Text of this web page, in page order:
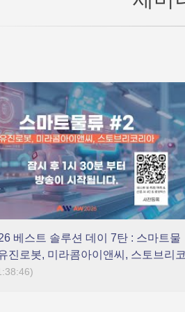
베스트 솔루션 데이 7탄 : 스마트물
진로봇, 미라콤아이앤씨, 스토브리